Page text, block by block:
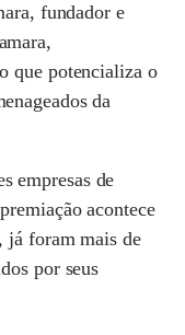
fundador e
que potencializa o
da
empresas de
acontece
já foram mais de
por seus